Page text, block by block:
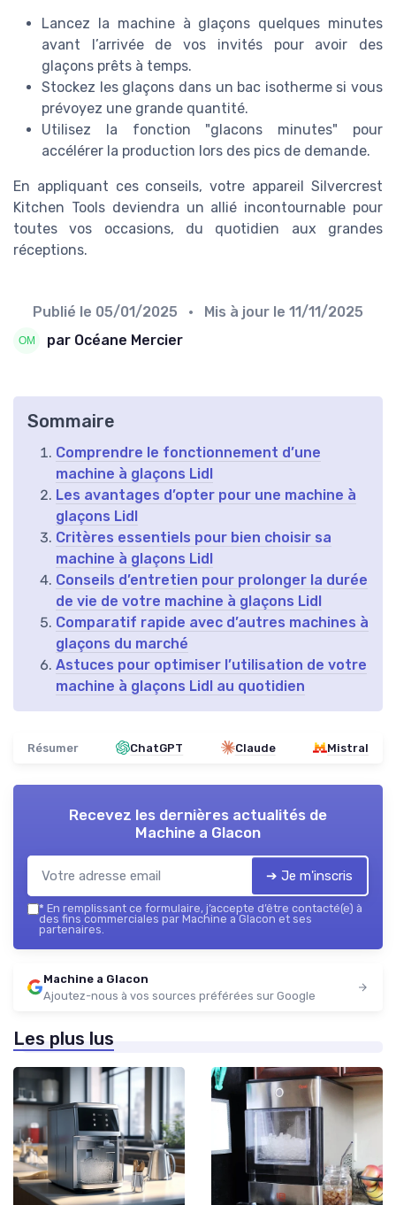
Lancez la machine à glaçons quelques minutes
avant l’arrivée de vos invités pour avoir des
glaçons prêts à temps.
Stockez les glaçons dans un bac isotherme si vous
prévoyez une grande quantité.
Utilisez la fonction "glacons minutes" pour
accélérer la production lors des pics de demande.
En appliquant ces conseils, votre appareil Silvercrest
Kitchen Tools deviendra un allié incontournable pour
toutes vos occasions, du quotidien aux grandes
réceptions.
Publié le 05/01/2025 • Mis à jour le 11/11/2025
par Océane Mercier
Sommaire
Comprendre le fonctionnement d’une
machine à glaçons Lidl
Les avantages d’opter pour une machine à
glaçons Lidl
Critères essentiels pour bien choisir sa
machine à glaçons Lidl
Conseils d’entretien pour prolonger la durée
de vie de votre machine à glaçons Lidl
Comparatif rapide avec d’autres machines à
glaçons du marché
Astuces pour optimiser l’utilisation de votre
machine à glaçons Lidl au quotidien
Résumer ChatGPT Claude Mistral
Recevez les dernières actualités de
Machine a Glacon
➔ Je m'inscris
* En remplissant ce formulaire, j’accepte d’être contacté(e) à
des fins commerciales par Machine a Glacon et ses
partenaires.
Machine a Glacon
Ajoutez-nous à vos sources préférées sur Google
Les plus lus